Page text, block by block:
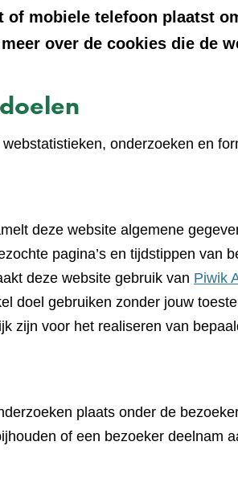
mobiele telefoon plaatst
over de cookies die de
onderzoeken en
deze website algemene
pagina’s en tijdstippen van
deze website gebruik van Piwik
doel gebruiken zonder jouw
zijn voor het realiseren van
plaats onder de
of een bezoeker deelnam